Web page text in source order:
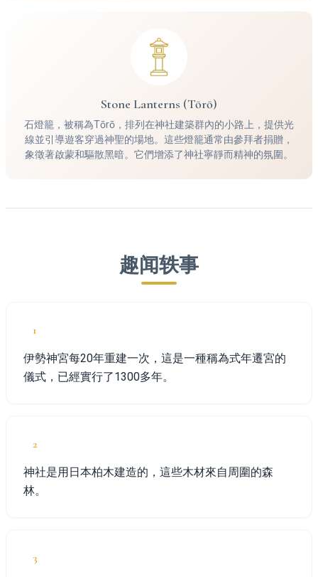
Stone Lanterns (Tōrō)
石燈籠，被稱為Tōrō，排列在神社建築群內的小路上，提供光
線並引導遊客穿過神聖的場地。這些燈籠通常由參拜者捐贈，
象徵著啟蒙和驅散黑暗。它們增添了神社寧靜而精神的氛圍。
趣闻轶事
1
伊勢神宮每20年重建一次，這是一種稱為式年遷宮的
儀式，已經實行了1300多年。
2
神社是用日本柏木建造的，這些木材來自周圍的森
林。
3